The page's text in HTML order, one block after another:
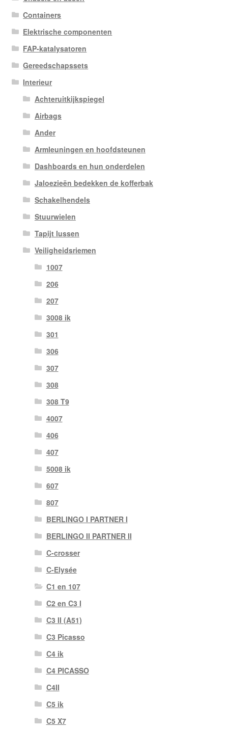
Containers
Elektrische componenten
FAP-katalysatoren
Gereedschapssets
Interieur
Achteruitkijkspiegel
Airbags
Ander
Armleuningen en hoofdsteunen
Dashboards en hun onderdelen
Jaloezieën bedekken de kofferbak
Schakelhendels
Stuurwielen
Tapijt lussen
Veiligheidsriemen
1007
206
207
3008 ik
301
306
307
308
308 T9
4007
406
407
5008 ik
607
807
BERLINGO I PARTNER I
BERLINGO II PARTNER II
C-crosser
C-Elysée
C1 en 107
C2 en C3 I
C3 II (A51)
C3 Picasso
C4 ik
C4 PICASSO
C4II
C5 ik
C5 X7